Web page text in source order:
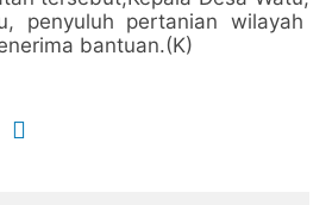
penyuluh pertanian wilayah
bantuan.(K)